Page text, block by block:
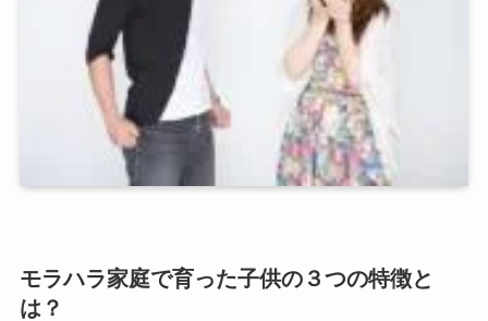
モラハラ家庭で育った子供の３つの特徴と
は？